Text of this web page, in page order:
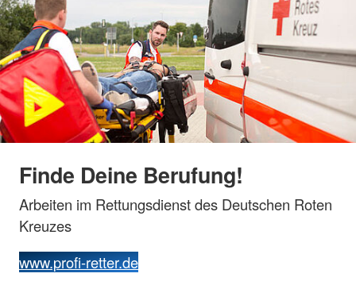
Finde Deine Berufung!
Arbeiten im Rettungsdienst des Deutschen Roten
Kreuzes
www.profi-retter.de